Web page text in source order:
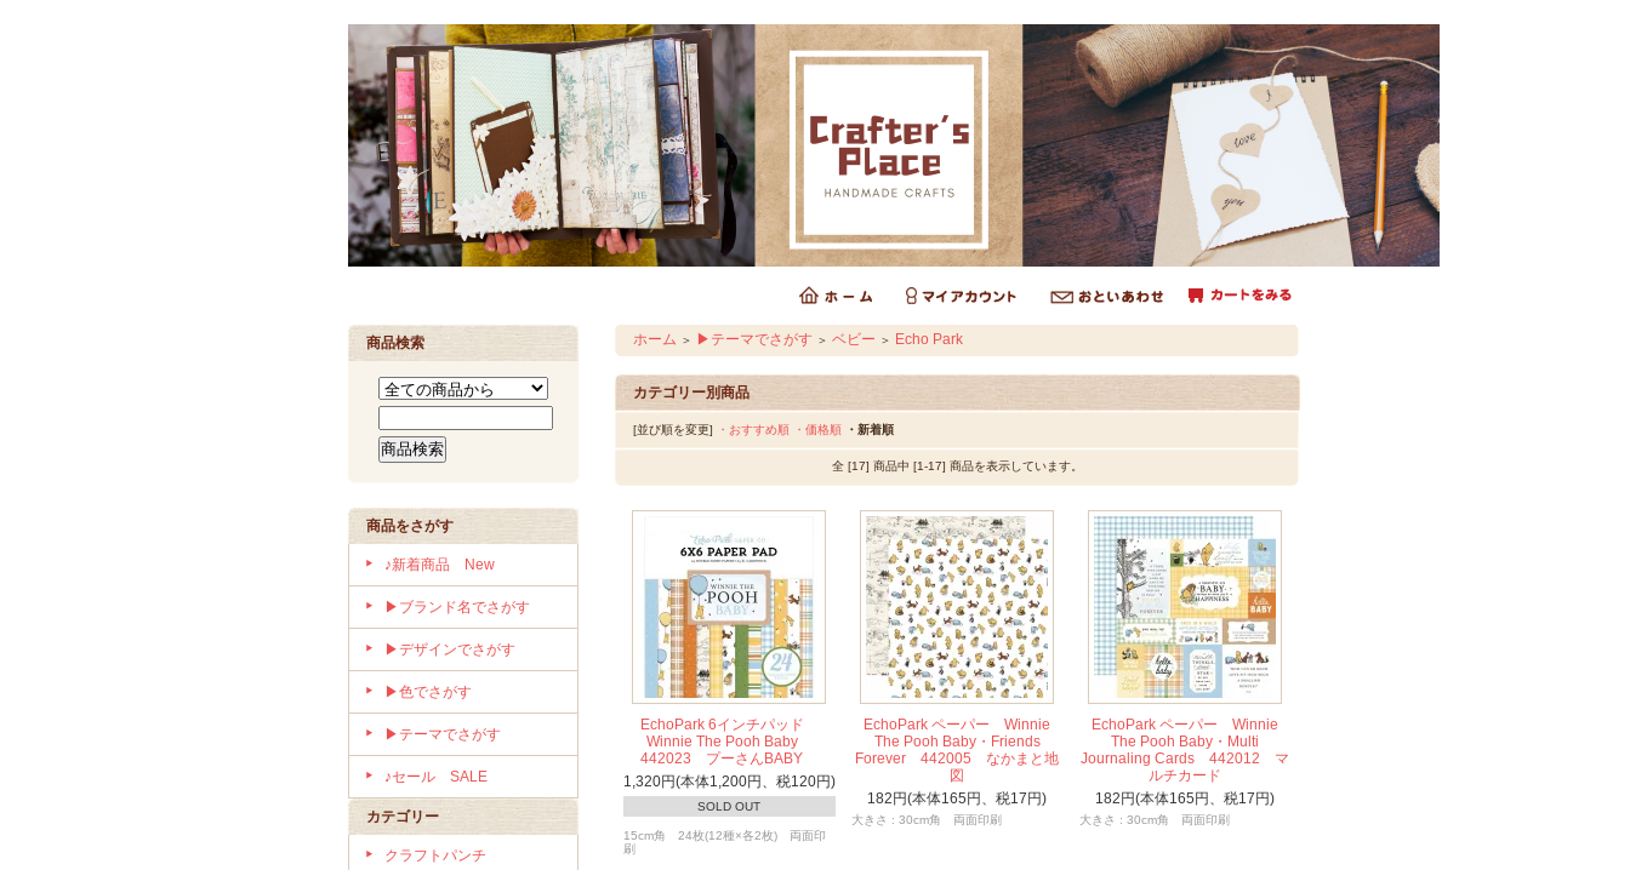
商品検索
商品をさがす
♪新着商品 New
▶ブランド名でさがす
▶デザインでさがす
▶色でさがす
▶テーマでさがす
♪セール SALE
カテゴリー
クラフトパンチ
ホーム ＞ ▶テーマでさがす ＞ ベビー ＞ Echo Park
カテゴリー別商品
[並び順を変更] ・おすすめ順 ・価格順 ・新着順
全 [17] 商品中 [1-17] 商品を表示しています。
EchoPark 6インチパッド
Winnie The Pooh Baby
442023 プーさんBABY
1,320円(本体1,200円、税120円)
SOLD OUT
15cm角 24枚(12種×各2枚) 両面印
刷
EchoPark ペーパー Winnie
The Pooh Baby・Friends
Forever 442005 なかまと地
図
182円(本体165円、税17円)
大きさ : 30cm角 両面印刷
EchoPark ペーパー Winnie
The Pooh Baby・Multi
Journaling Cards 442012 マ
ルチカード
182円(本体165円、税17円)
大きさ : 30cm角 両面印刷